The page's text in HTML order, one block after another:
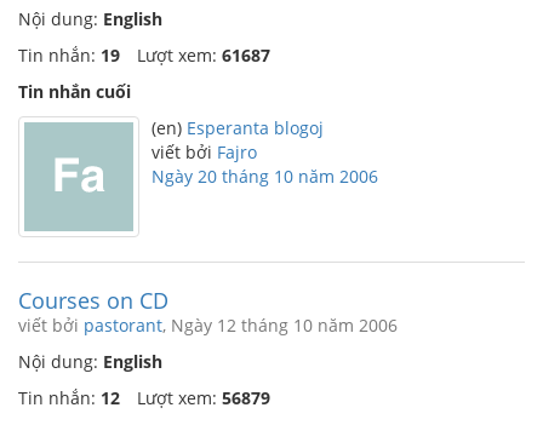
Nội dung: English
Tin nhắn: 19 Lượt xem: 61687
Tin nhắn cuối
(en) Esperanta blogoj
viết bởi Fajro
Ngày 20 tháng 10 năm 2006
Courses on CD
viết bởi pastorant, Ngày 12 tháng 10 năm 2006
Nội dung: English
Tin nhắn: 12 Lượt xem: 56879